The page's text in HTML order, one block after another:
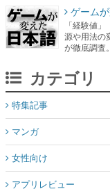
ゲーム
「経験値
源や用法の
が徹底調査。
カテゴリ
特集記事
マンガ
女性向け
アプリレビュー